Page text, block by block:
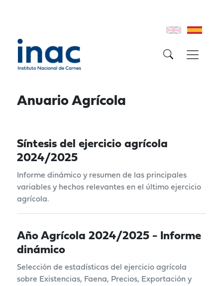
Anuario Agrícola
Síntesis del ejercicio agrícola
2024/2025
Informe dinámico y resumen de las principales
variables y hechos relevantes en el último ejercicio
agrícola.
Año Agrícola 2024/2025 - Informe
dinámico
Selección de estadísticas del ejercicio agrícola
sobre Existencias, Faena, Precios, Exportación y